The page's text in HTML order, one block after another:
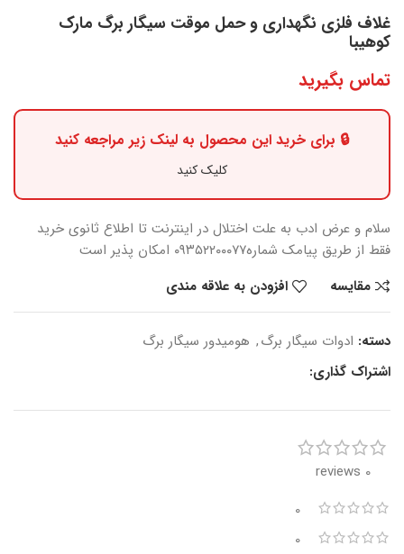
غلاف فلزی نگهداری و حمل موقت سیگار برگ مارک
کوهیبا
تماس بگیرید
🔒 برای خرید این محصول به لینک زیر مراجعه کنید
کلیک کنید
سلام و عرض ادب به علت اختلال در اینترنت تا اطلاع ثانوی خرید
فقط از طریق پیامک شماره۰۹۳۵۲۲۰۰۰۷۷ امکان پذیر است
مقایسه
افزودن به علاقه مندی
دسته: ادوات سیگار برگ, هومیدور سیگار برگ
اشتراک گذاری:
0 reviews
0
0